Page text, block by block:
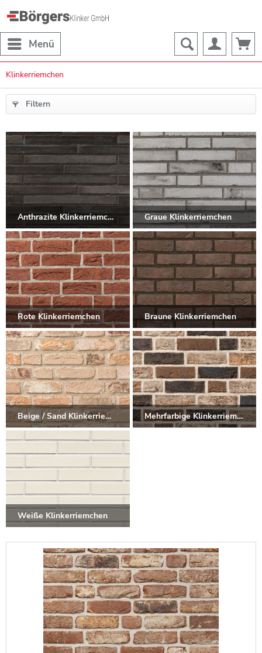
Menü
Klinkerriemchen
Filtern
Anthrazite Klinkerriemchen Graue Klinkerriemchen
Rote Klinkerriemchen Braune Klinkerriemchen
Beige / Sand Klinkerriemchen
Weiße Klinkerriemchen
Mehrfarbige Klinkerriemchen